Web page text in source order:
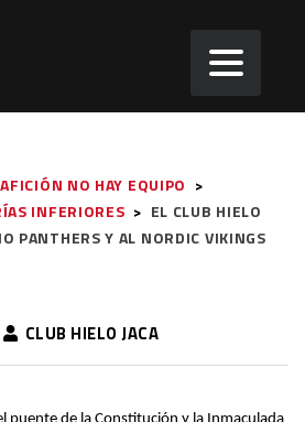
NO HAY EQUIPO >
INFERIORES > EL CLUB HIELO
PANTHERS Y AL NORDIC VIKINGS
CLUB HIELO JACA